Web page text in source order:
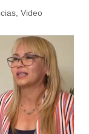
, Video